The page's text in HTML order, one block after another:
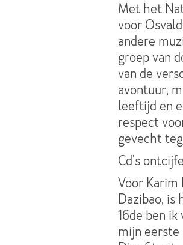
Met het
voor
andere
groep van
van de
avontuur,
leeftijd en
respect
gevecht
Cd's
Voor Karim
Dazibao, is
16de ben
mijn